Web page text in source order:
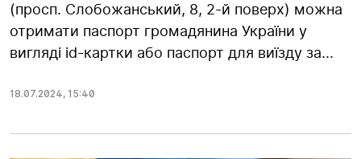
(просп. Слобожанський, 8, 2-й поверх) можна
отримати паспорт громадянина України у
вигляді id-картки або паспорт для виїзду за...
18.07.2024, 15:40